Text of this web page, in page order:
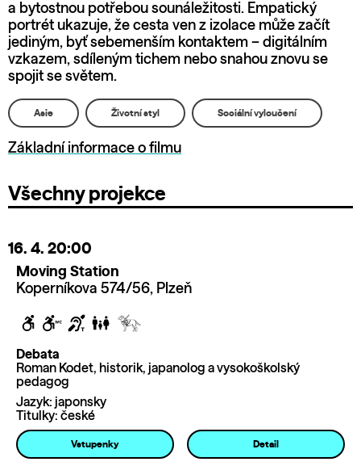
a bytostnou potřebou sounáležitosti. Empatický
portrét ukazuje, že cesta ven z izolace může začít
jediným, byť sebemenším kontaktem – digitálním
vzkazem, sdíleným tichem nebo snahou znovu se
spojit se světem.
Asie Životní styl Sociální vyloučení
Základní informace o filmu
Všechny projekce
16. 4. 20:00
Moving Station
Koperníkova 574/56, Plzeň
Debata
Roman Kodet, historik, japanolog a vysokoškolský
pedagog
Jazyk: japonsky
Titulky: české
Vstupenky Detail